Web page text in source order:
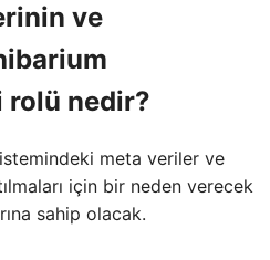
ve
rolü nedir?
meta veriler ve
için bir neden verecek
sahip olacak.